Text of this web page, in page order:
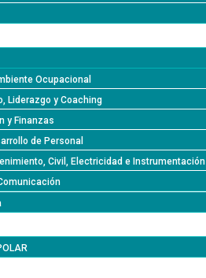
Ocupacional
Liderazgo y Coaching
y Finanzas
de Personal
Civil, Electricidad e Instrumentación